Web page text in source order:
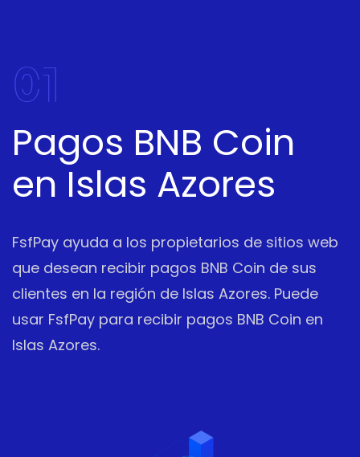
01
Pagos BNB Coin
en Islas Azores
FsfPay ayuda a los propietarios de sitios web
que desean recibir pagos BNB Coin de sus
clientes en la región de Islas Azores. Puede
usar FsfPay para recibir pagos BNB Coin en
Islas Azores.